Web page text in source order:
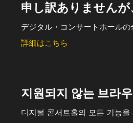
申し訳ありません
デジタル・コンサートホール
詳細はこちら
지원되지 않는 브라
디지털 콘서트홀의 모든 기능